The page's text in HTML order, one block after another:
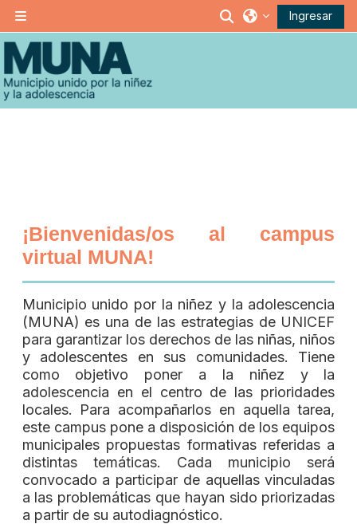
Pánel lateral
Activar oIngresar
¡Bienvenidas/os al campus
virtual MUNA!
Municipio unido por la niñez y la adolescencia
(MUNA) es una de las estrategias de UNICEF
para garantizar los derechos de las niñas, niños
y adolescentes en sus comunidades. Tiene
como objetivo poner a la niñez y la
adolescencia en el centro de las prioridades
locales. Para acompañarlos en aquella tarea,
este campus pone a disposición de los equipos
municipales propuestas formativas referidas a
distintas temáticas. Cada municipio será
convocado a participar de aquellas vinculadas
a las problemáticas que hayan sido priorizadas
a partir de su autodiagnóstico.